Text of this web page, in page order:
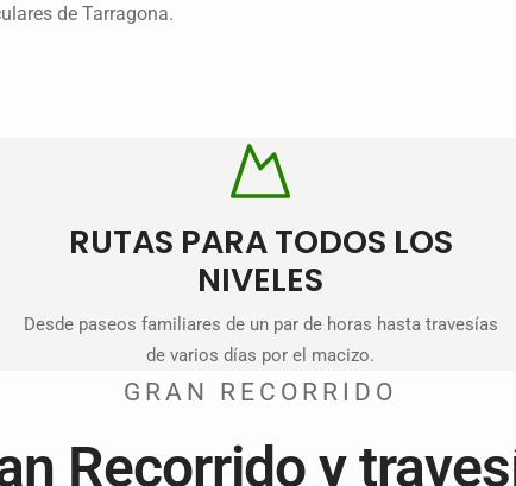
de Tarragona.
RUTAS PARA TODOS LOS
NIVELES
Desde paseos familiares de un par de horas hasta travesías
de varios días por el macizo.
GRAN RECORRIDO
Recorrido y